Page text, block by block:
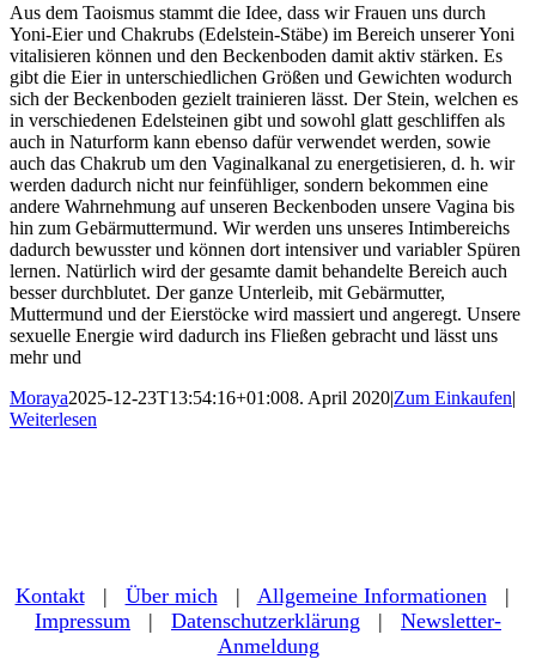
Aus dem Taoismus stammt die Idee, dass wir Frauen uns durch
Yoni-Eier und Chakrubs (Edelstein-Stäbe) im Bereich unserer Yoni
vitalisieren können und den Beckenboden damit aktiv stärken. Es
gibt die Eier in unterschiedlichen Größen und Gewichten wodurch
sich der Beckenboden gezielt trainieren lässt. Der Stein, welchen es
in verschiedenen Edelsteinen gibt und sowohl glatt geschliffen als
auch in Naturform kann ebenso dafür verwendet werden, sowie
auch das Chakrub um den Vaginalkanal zu energetisieren, d. h. wir
werden dadurch nicht nur feinfühliger, sondern bekommen eine
andere Wahrnehmung auf unseren Beckenboden unsere Vagina bis
hin zum Gebärmuttermund. Wir werden uns unseres Intimbereichs
dadurch bewusster und können dort intensiver und variabler Spüren
lernen. Natürlich wird der gesamte damit behandelte Bereich auch
besser durchblutet. Der ganze Unterleib, mit Gebärmutter,
Muttermund und der Eierstöcke wird massiert und angeregt. Unsere
sexuelle Energie wird dadurch ins Fließen gebracht und lässt uns
mehr und
Moraya2025-12-23T13:54:16+01:008. April 2020|Zum Einkaufen|
Weiterlesen
Kontakt| Über mich | Allgemeine Informationen |
Impressum | Datenschutzerklärung | Newsletter-
Anmeldung